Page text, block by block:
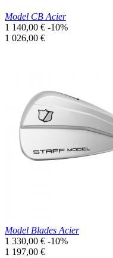
Model CB Acier
Prix
de
1 140,00 € -10%
Prix
1 026,00 €
Prix réduit
Aperçu rapide
Model Blades Acier
Prix
de
1 330,00 € -10%
Prix
1 197,00 €